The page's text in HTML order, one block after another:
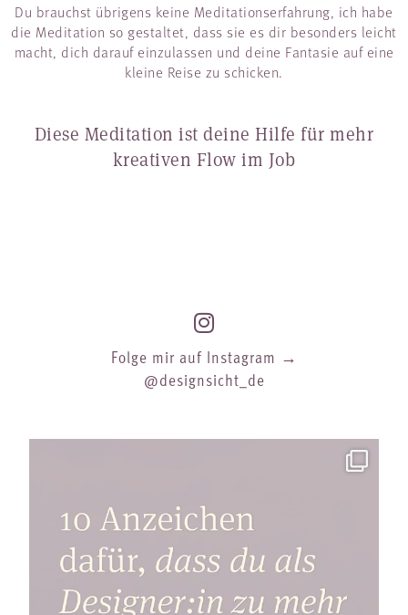
Du brauchst übrigens keine Meditationserfahrung, ich habe
die Meditation so gestaltet, dass sie es dir besonders leicht
macht, dich darauf einzulassen und deine Fantasie auf eine
kleine Reise zu schicken.
Diese Meditation ist deine Hilfe für mehr
kreativen Flow im Job
Folge mir auf Instagram →
@designsicht_de